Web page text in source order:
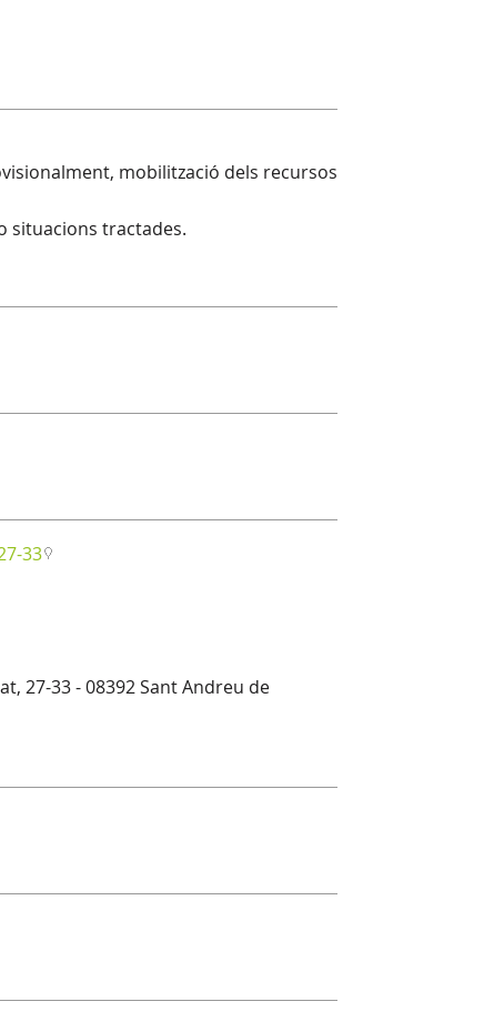
mobilització dels recursos
situacions tractades.
33
27-33 - 08392 Sant Andreu de